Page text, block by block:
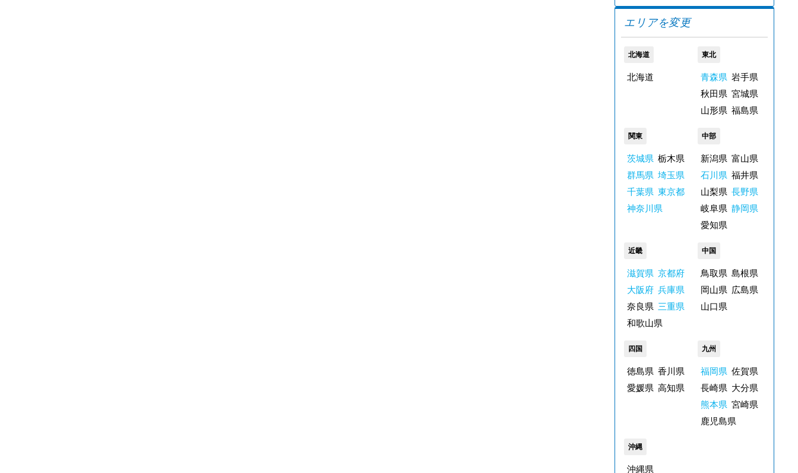
エリアを変更
北海道
北海道
東北
青森県 岩手県
秋田県 宮城県
山形県 福島県
関東
茨城県 栃木県
群馬県 埼玉県
千葉県 東京都
神奈川県
中部
新潟県 富山県
石川県 福井県
山梨県 長野県
岐阜県 静岡県
愛知県
近畿
滋賀県 京都府
大阪府 兵庫県
奈良県 三重県
和歌山県
中国
鳥取県 島根県
岡山県 広島県
山口県
四国
徳島県 香川県
愛媛県 高知県
九州
福岡県 佐賀県
長崎県 大分県
熊本県 宮崎県
鹿児島県
沖縄
沖縄県